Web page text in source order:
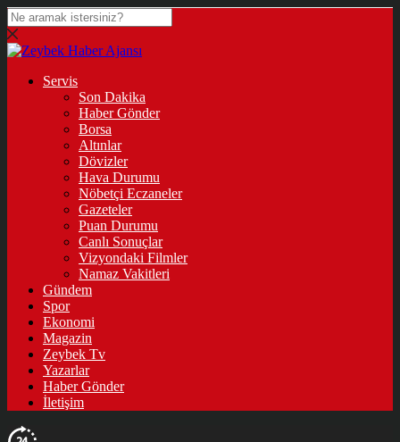
Servis
Son Dakika
Haber Gönder
Borsa
Altınlar
Dövizler
Hava Durumu
Nöbetçi Eczaneler
Gazeteler
Puan Durumu
Canlı Sonuçlar
Vizyondaki Filmler
Namaz Vakitleri
Gündem
Spor
Ekonomi
Magazin
Zeybek Tv
Yazarlar
Haber Gönder
İletişim